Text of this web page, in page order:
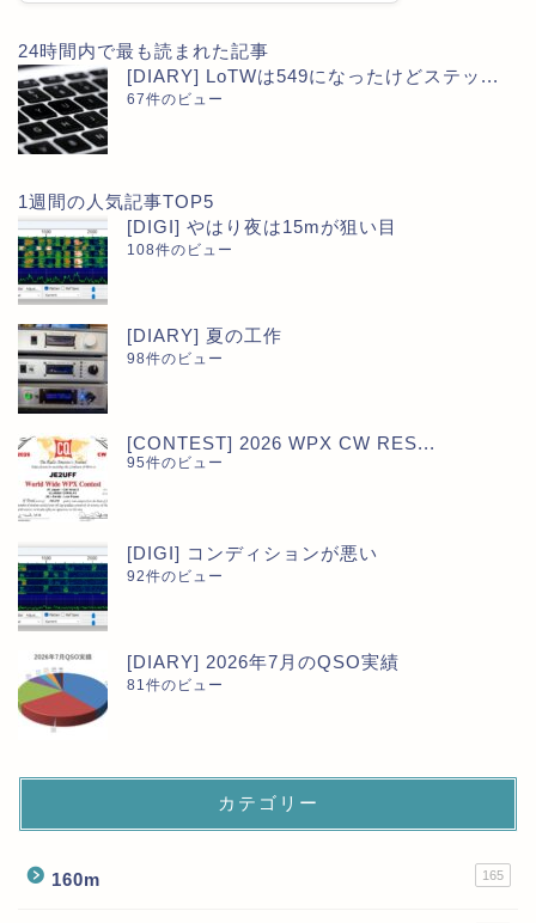
24時間内で最も読まれた記事
[DIARY] LoTWは549になったけどステッ...
67件のビュー
1週間の人気記事TOP5
[DIGI] やはり夜は15mが狙い目
108件のビュー
[DIARY] 夏の工作
98件のビュー
[CONTEST] 2026 WPX CW RES...
95件のビュー
[DIGI] コンディションが悪い
92件のビュー
[DIARY] 2026年7月のQSO実績
81件のビュー
カテゴリー
160m 165